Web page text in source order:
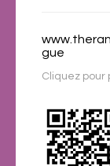
gue
Cliquez pour